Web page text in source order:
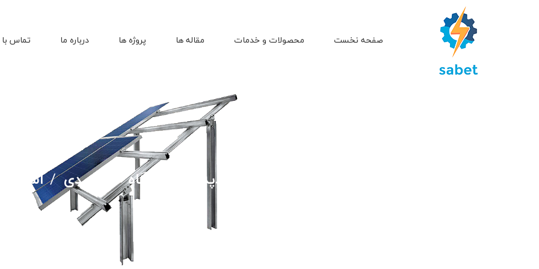
صفحه نخست محصولات و خدمات مقاله ها پروژه ها درباره ما تماس با
انرژی تجدیدپذیر نیروگاه خورشیدی